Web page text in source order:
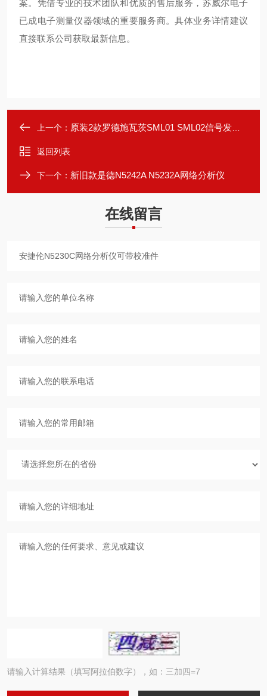
案。凭借专业的技术团队和优质的售后服务，苏威尔电子
已成电子测量仪器领域的重要服务商。具体业务详情建议
直接联系公司获取最新信息。
上一个： 原装2款罗德施瓦茨SML01 SML02信号发生器
返回列表
下一个： 新旧款是德N5242A N5232A网络分析仪
在线留言
请输入计算结果（填写阿拉伯数字），如：三加四=7